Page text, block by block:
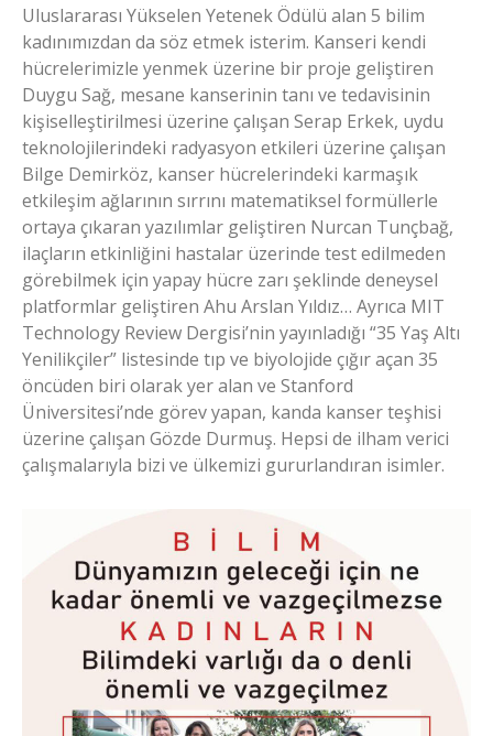
Uluslararası Yükselen Yetenek Ödülü alan 5 bilim
kadınımızdan da söz etmek isterim. Kanseri kendi
hücrelerimizle yenmek üzerine bir proje geliştiren
Duygu Sağ, mesane kanserinin tanı ve tedavisinin
kişiselleştirilmesi üzerine çalışan Serap Erkek, uydu
teknolojilerindeki radyasyon etkileri üzerine çalışan
Bilge Demirköz, kanser hücrelerindeki karmaşık
etkileşim ağlarının sırrını matematiksel formüllerle
ortaya çıkaran yazılımlar geliştiren Nurcan Tunçbağ,
ilaçların etkinliğini hastalar üzerinde test edilmeden
görebilmek için yapay hücre zarı şeklinde deneysel
platformlar geliştiren Ahu Arslan Yıldız… Ayrıca MIT
Technology Review Dergisi’nin yayınladığı “35 Yaş Altı
Yenilikçiler” listesinde tıp ve biyolojide çığır açan 35
öncüden biri olarak yer alan ve Stanford
Üniversitesi’nde görev yapan, kanda kanser teşhisi
üzerine çalışan Gözde Durmuş. Hepsi de ilham verici
çalışmalarıyla bizi ve ülkemizi gururlandıran isimler.